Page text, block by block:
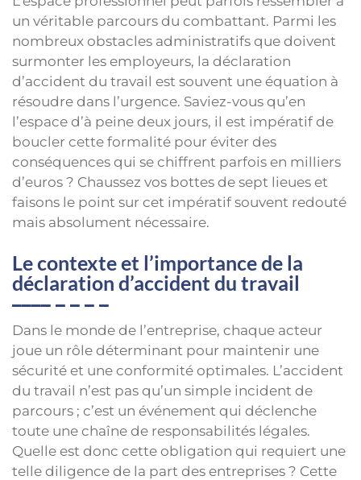
un véritable parcours du combattant. Parmi les
nombreux obstacles administratifs que doivent
surmonter les employeurs, la déclaration
d’accident du travail est souvent une équation à
résoudre dans l’urgence. Saviez-vous qu’en
l’espace d’à peine deux jours, il est impératif de
boucler cette formalité pour éviter des
conséquences qui se chiffrent parfois en milliers
d’euros ? Chaussez vos bottes de sept lieues et
faisons le point sur cet impératif souvent redouté
mais absolument nécessaire.
Le contexte et l’importance de la
déclaration d’accident du travail
Dans le monde de l’entreprise, chaque acteur
joue un rôle déterminant pour maintenir une
sécurité et une conformité optimales. L’accident
du travail n’est pas qu’un simple incident de
parcours ; c’est un événement qui déclenche
toute une chaîne de responsabilités légales.
Quelle est donc cette obligation qui requiert une
telle diligence de la part des entreprises ? Cette